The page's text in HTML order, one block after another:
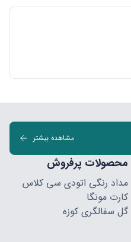
مشاهده بیشتر
محصولات پرفروش
مداد رنگی اتودی سی کلاس
کارت مونگا
گل سفالگری کوزه